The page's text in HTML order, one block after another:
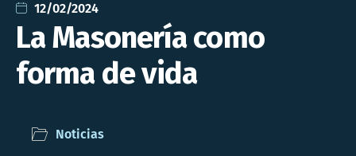
12/02/2024
La Masonería como
forma de vida
Noticias